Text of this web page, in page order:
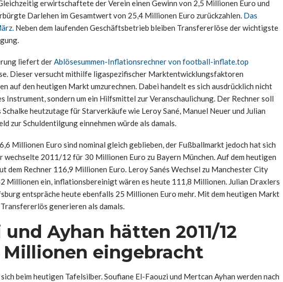
erwirtschaftete der Verein einen Gewinn von 2,5 Millionen Euro und
Darlehen im Gesamtwert von 25,4 Millionen Euro zurückzahlen. Das
Neben dem laufenden Geschäftsbetrieb bleiben Transfererlöse der wichtigste
liefert derAblösesummen-Inflationsrechner von football-inflate.top
Dieser versucht mithilfe ligaspezifischer Marktentwicklungsfaktoren
auf den heutigen Markt umzurechnen. Dabei handelt es sich ausdrücklich nicht
Instrument, sondern um ein Hilfsmittel zur Veranschaulichung. Der Rechner soll
heutzutage für Starverkäufe wie Leroy Sané, Manuel Neuer und Julian
zur Schuldentilgung einnehmen würde als damals.
Millionen Euro sind nominal gleich geblieben, der Fußballmarkt jedoch hat sich
wechselte 2011/12 für 30 Millionen Euro zu Bayern München. Auf dem heutigen
dem Rechner 116,9 Millionen Euro. Leroy Sanés Wechsel zu Manchester City
Millionen ein, inflationsbereinigt wären es heute 111,8 Millionen. Julian Draxlers
entspräche heute ebenfalls 25 Millionen Euro mehr. Mit dem heutigen Markt
generieren als damals.
und Ayhan hätten 2011/12
eingebracht
beim heutigen Tafelsilber. Soufiane El-Faouzi und Mertcan Ayhan werden nach